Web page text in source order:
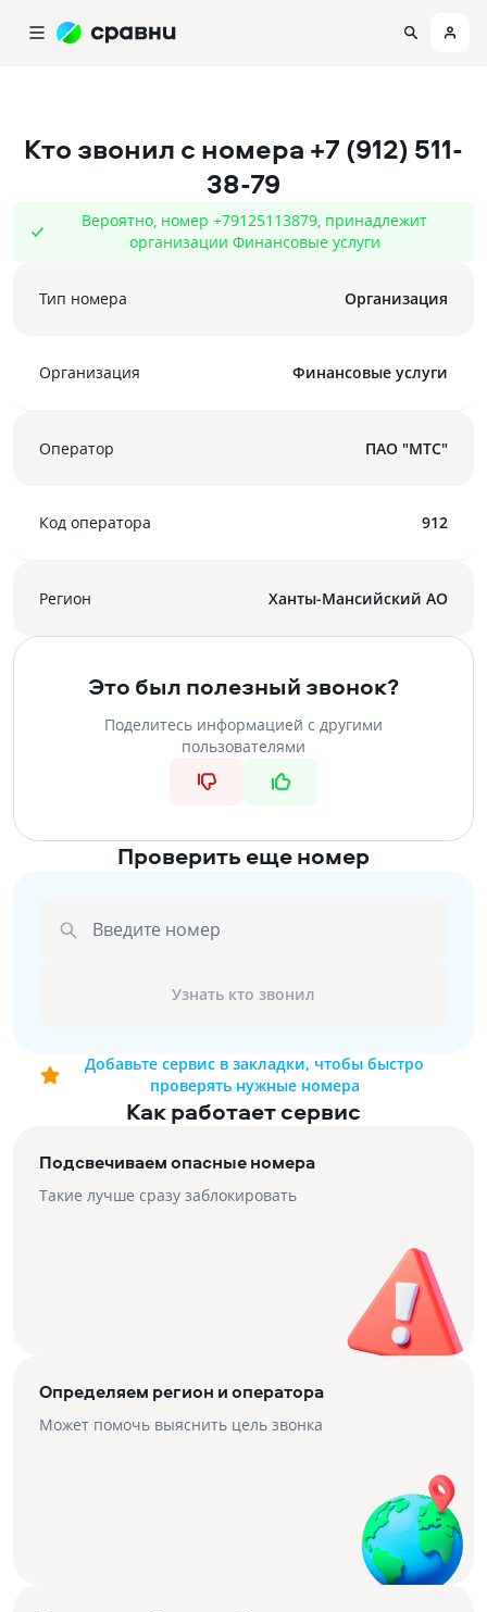
Кто звонил с номера +7 (912) 511-
38-79
Вероятно, номер +79125113879, принадлежит
организации Финансовые услуги
Тип номера Организация
Организация Финансовые услуги
Оператор ПАО "МТС"
Код оператора 912
Регион Ханты-Мансийский АО
Это был полезный звонок?
Поделитесь информацией с другими
пользователями
Проверить еще номер
Введите номер
Узнать кто звонил
Добавьте сервис в закладки, чтобы быстро
проверять нужные номера
Как работает сервис
Подсвечиваем опасные номера
Такие лучше сразу заблокировать
Определяем регион и оператора
Может помочь выяснить цель звонка